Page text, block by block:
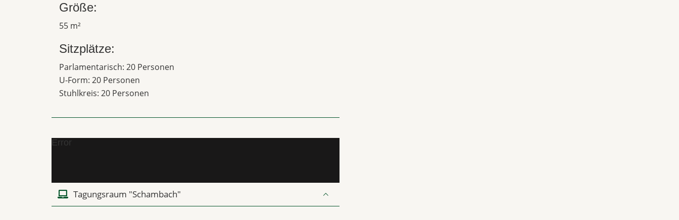
Größe:
55 m²
Sitzplätze:
Parlamentarisch: 20 Personen
U-Form: 20 Personen
Stuhlkreis: 20 Personen
Error
Tagungsraum "Schambach"